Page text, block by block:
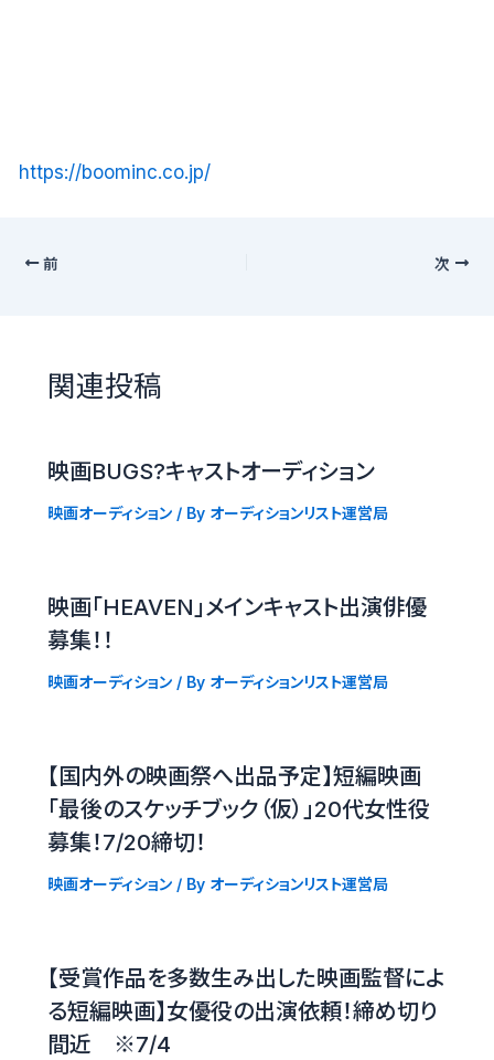
https://boominc.co.jp/
前 次
関連投稿
映画BUGS?キャストオーディション
映画オーディション/ By オーディションリスト運営局
映画「HEAVEN」メインキャスト出演俳優
募集！！
映画オーディション/ By オーディションリスト運営局
【国内外の映画祭へ出品予定】短編映画
「最後のスケッチブック（仮）」20代女性役
募集！7/20締切！
映画オーディション/ By オーディションリスト運営局
【受賞作品を多数生み出した映画監督によ
る短編映画】女優役の出演依頼！締め切り
間近 ※7/4